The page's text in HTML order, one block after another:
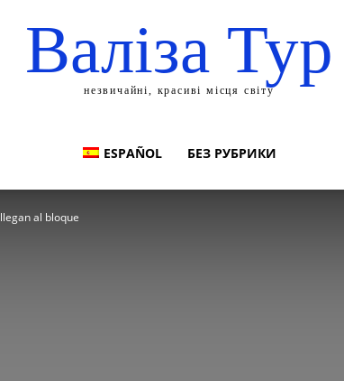
Валіза Тур
незвичайні, красиві місця світу
ESPAÑOL БЕЗ РУБРИКИ
al bloque